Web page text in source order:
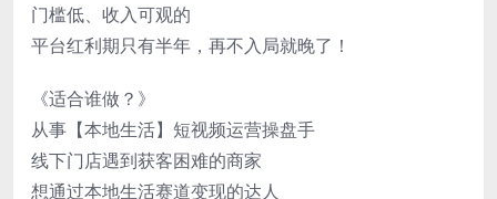
门槛低、收入可观的
平台红利期只有半年，再不入局就晚了！
《适合谁做？》
从事【本地生活】短视频运营操盘手
线下门店遇到获客困难的商家
想通过本地生活赛道变现的达人